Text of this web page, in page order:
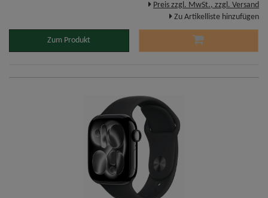
Preis zzgl. MwSt., zzgl. Versand
Zu Artikelliste hinzufügen
Zum Produkt